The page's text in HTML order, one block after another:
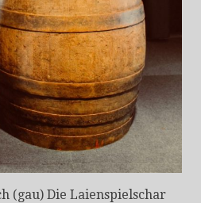
(gau) Die Laienspielschar